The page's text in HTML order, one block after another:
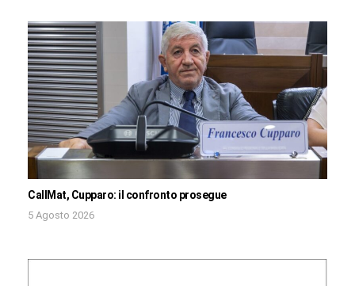
CallMat, Cupparo: il confronto prosegue
5 Agosto 2026